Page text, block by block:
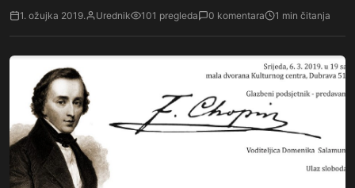
1. ožujka 2019. Urednik 101 pregleda 0 komentara 1 min čitanja